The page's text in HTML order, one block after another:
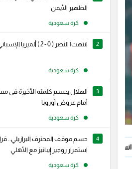
انستجرام سناب شات
الظهير الأيمن
كرة سعودية
2 انتهت| النصر ( 0 - 2 ) ألميريا الإسباني .. مباراة ودية
كرة سعودية
3
الهلال يحسم كلمته الأخيرة في
أمام عروض أوروبا
كرة سعودية
4
حسم موقف المحترف البرازيلي..
استمرار روجير إيبانيز مع الأهلي
كرة سعودية